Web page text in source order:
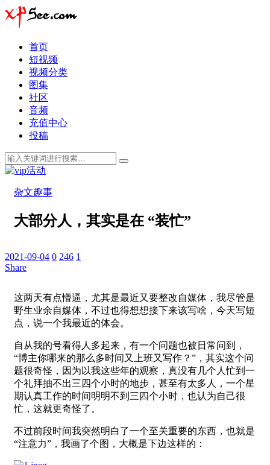
首页
短视频
视频分类
图集
社区
音频
充值中心
投稿
杂文趣事
大部分人，其实是在 “装忙”
2021-09-04 0 246 1
Share
这两天有点懵逼，尤其是最近又要整改自媒体，我尽管是
野生业余自媒体，不过也得想想接下来该写啥，今天写短
点，说一个我最近的体会。
自从我的号看得人多起来，有一个问题也被日常问到，
“博主你哪来的那么多时间又上班又写作？”，其实这个问
题很奇怪，因为以我这些年的观察，真没有几个人忙到一
个礼拜抽不出三四个小时的地步，甚至有太多人，一个星
期认真工作的时间明明不到三四个小时，也认为自己很
忙，这就更奇怪了。
不过前段时间我突然明白了一个至关重要的东西，也就是
“注意力”，我画了个图，大概是下边这样的：